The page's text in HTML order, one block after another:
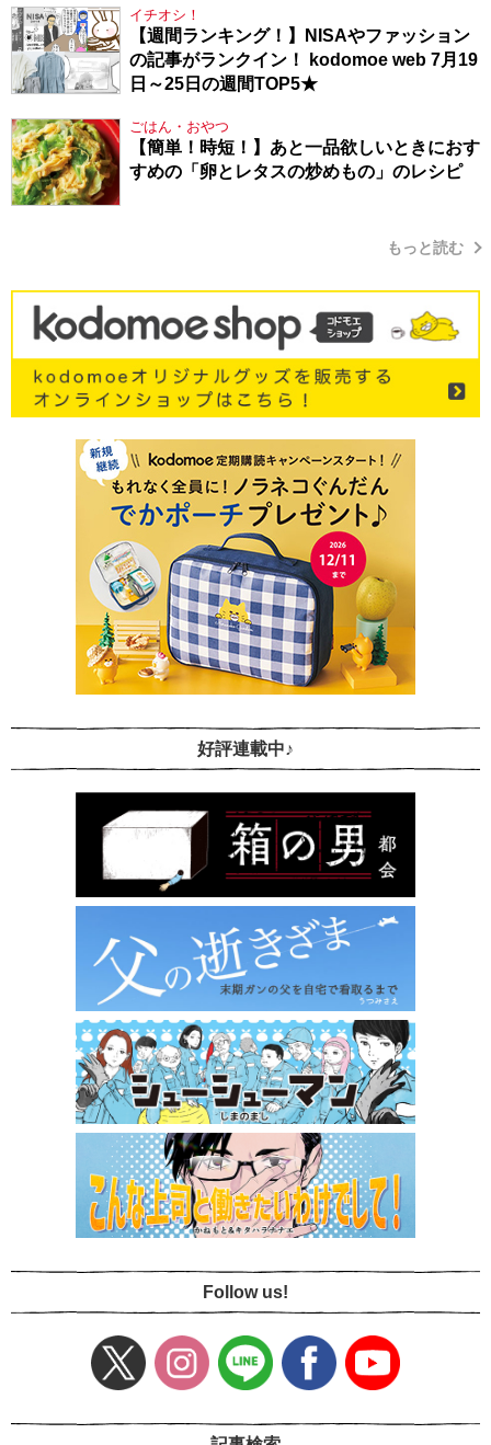
イチオシ！
【週間ランキング！】NISAやファッション
の記事がランクイン！ kodomoe web 7月19
日～25日の週間TOP5★
ごはん・おやつ
【簡単！時短！】あと一品欲しいときにおす
すめの「卵とレタスの炒めもの」のレシピ
もっと読む
好評連載中♪
Follow us!